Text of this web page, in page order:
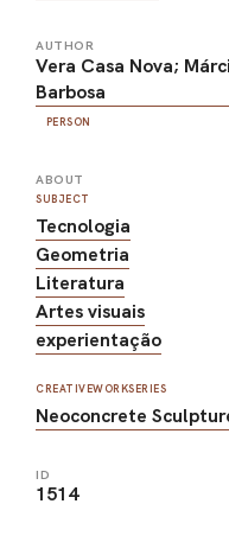
AUTHOR
Vera Casa Nova;
Barbosa
PERSON
ABOUT
SUBJECT
Tecnologia
Geometria
Literatura
Artes visuais
experientação
CREATIVEWORKSERIES
Neoconcrete
ID
1514